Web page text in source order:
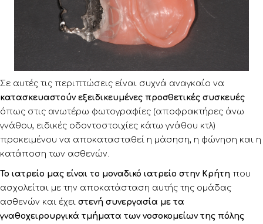
Σε αυτές τις περιπτώσεις είναι συχνά αναγκαίο να
κατασκευαστούν εξειδικευμένες προσθετικές συσκευές
όπως στις ανωτέρω φωτογραφίες (αποφρακτήρες άνω
γνάθου, ειδικές οδοντοστοιχίες κάτω γνάθου κτλ)
προκειμένου να αποκατασταθεί η μάσηση, η φώνηση και η
κατάποση των ασθενών.
Το ιατρείο μας είναι το μοναδικό ιατρείο στην Κρήτη που
ασχολείται με την αποκατάσταση αυτής της ομάδας
ασθενών και έχει στενή συνεργασία με τα
γναθοχειρουργικά τμήματα των νοσοκομείων της πόλης